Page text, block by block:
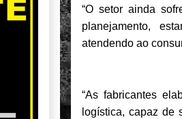
“O setor ainda
planejamento,
atendendo ao
“As fabricantes
logística, capaz de